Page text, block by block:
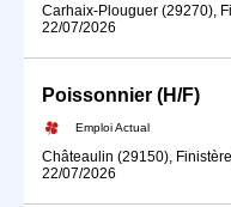
Carhaix-Plouguer (29270),
22/07/2026
Poissonnier (H/F)
Emploi Actual
Châteaulin (29150),
22/07/2026